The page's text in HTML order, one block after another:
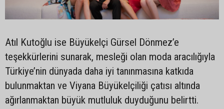
Atıl Kutoğlu ise Büyükelçi Gürsel Dönmez’e
teşekkürlerini sunarak, mesleği olan moda aracılığıyla
Türkiye’nin dünyada daha iyi tanınmasına katkıda
bulunmaktan ve Viyana Büyükelçiliği çatısı altında
ağırlanmaktan büyük mutluluk duyduğunu belirtti.